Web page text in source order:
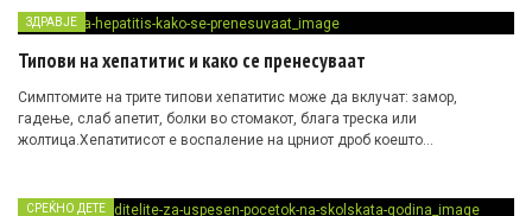
ЗДРАВЈЕ
Типови на хепатитис и како се пренесуваат
Симптомите на трите типови хепатитис може да вклучат: замор,
гадење, слаб апетит, болки во стомакот, блага треска или
жолтица.Хепатитисот е воспаление на црниот дроб коешто…
СРЕЌНО ДЕТЕ